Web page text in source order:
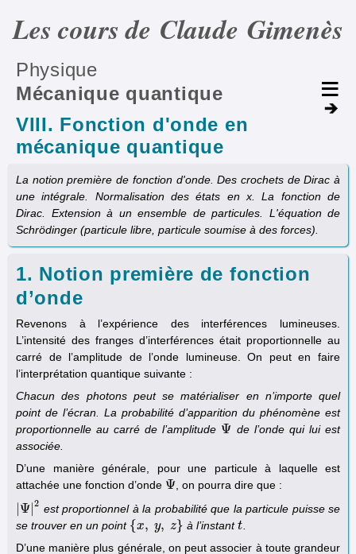
Les cours de Claude Gimenès
Physique
Mécanique quantique
VIII. Fonction d'onde en
mécanique quantique
La notion première de fonction d'onde. Des crochets de Dirac à
une intégrale. Normalisation des états en x. La fonction de
Dirac. Extension à un ensemble de particules. L'équation de
Schrödinger (particule libre, particule soumise à des forces).
1. Notion première de fonction
d’onde
Revenons à l’expérience des interférences lumineuses.
L’intensité des franges d’interférences était proportionnelle au
carré de l’amplitude de l’onde lumineuse. On peut en faire
l’interprétation quantique suivante :
Chacun des photons peut se matérialiser en n’importe quel
point de l’écran. La probabilité d’apparition du phénomène est
proportionnelle au carré de l’amplitude Ψ
Ψ de l’onde qui lui est
associée.
D’une manière générale, pour une particule à laquelle est
attachée une fonction d’onde Ψ
Ψ , on pourra dire que :
Ψ 2
Ψ| 2 est proportionnel à la probabilité que la particule puisse se
se trouver en un point {x, y, z}
{ x, y z} à l’instantt
t
D’une manière plus générale, on peut associer à toute grandeur